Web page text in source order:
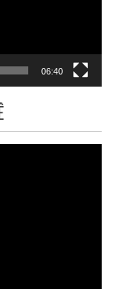
06:40